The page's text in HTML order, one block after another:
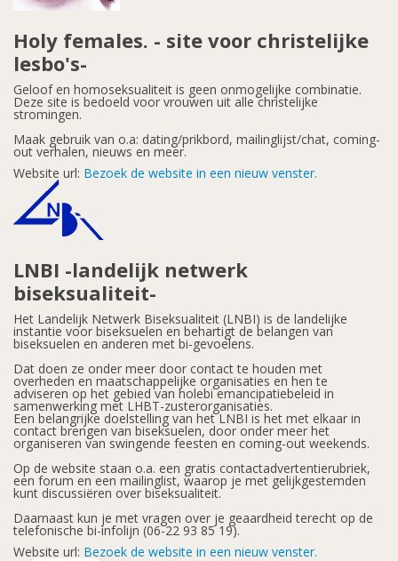
Holy females. - site voor christelijke
lesbo's-
Geloof en homoseksualiteit is geen onmogelijke combinatie.
Deze site is bedoeld voor vrouwen uit alle christelijke
stromingen.
Maak gebruik van o.a: dating/prikbord, mailinglijst/chat, coming-
out verhalen, nieuws en meer.
Website url: Bezoek de website in een nieuw venster.
LNBI -landelijk netwerk
biseksualiteit-
Het Landelijk Netwerk Biseksualiteit (LNBI) is de landelijke
instantie voor biseksuelen en behartigt de belangen van
biseksuelen en anderen met bi-gevoelens.
Dat doen ze onder meer door contact te houden met
overheden en maatschappelijke organisaties en hen te
adviseren op het gebied van holebi emancipatiebeleid in
samenwerking met LHBT-zusterorganisaties.
Een belangrijke doelstelling van het LNBI is het met elkaar in
contact brengen van biseksuelen, door onder meer het
organiseren van swingende feesten en coming-out weekends.
Op de website staan o.a. een gratis contactadvertentierubriek,
een forum en een mailinglist, waarop je met gelijkgestemden
kunt discussiëren over biseksualiteit.
Daarnaast kun je met vragen over je geaardheid terecht op de
telefonische bi-infolijn (06-22 93 85 19).
Website url: Bezoek de website in een nieuw venster.